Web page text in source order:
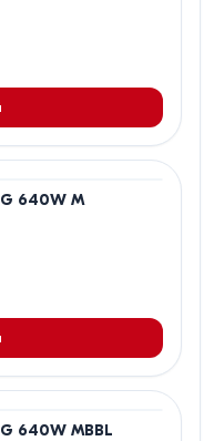
640W M
640W MBBL